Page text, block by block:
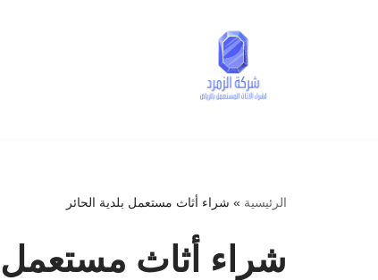
الرئيسية » شراء أثاث مستعمل بلدية الحائر
شراء أثاث مستعمل